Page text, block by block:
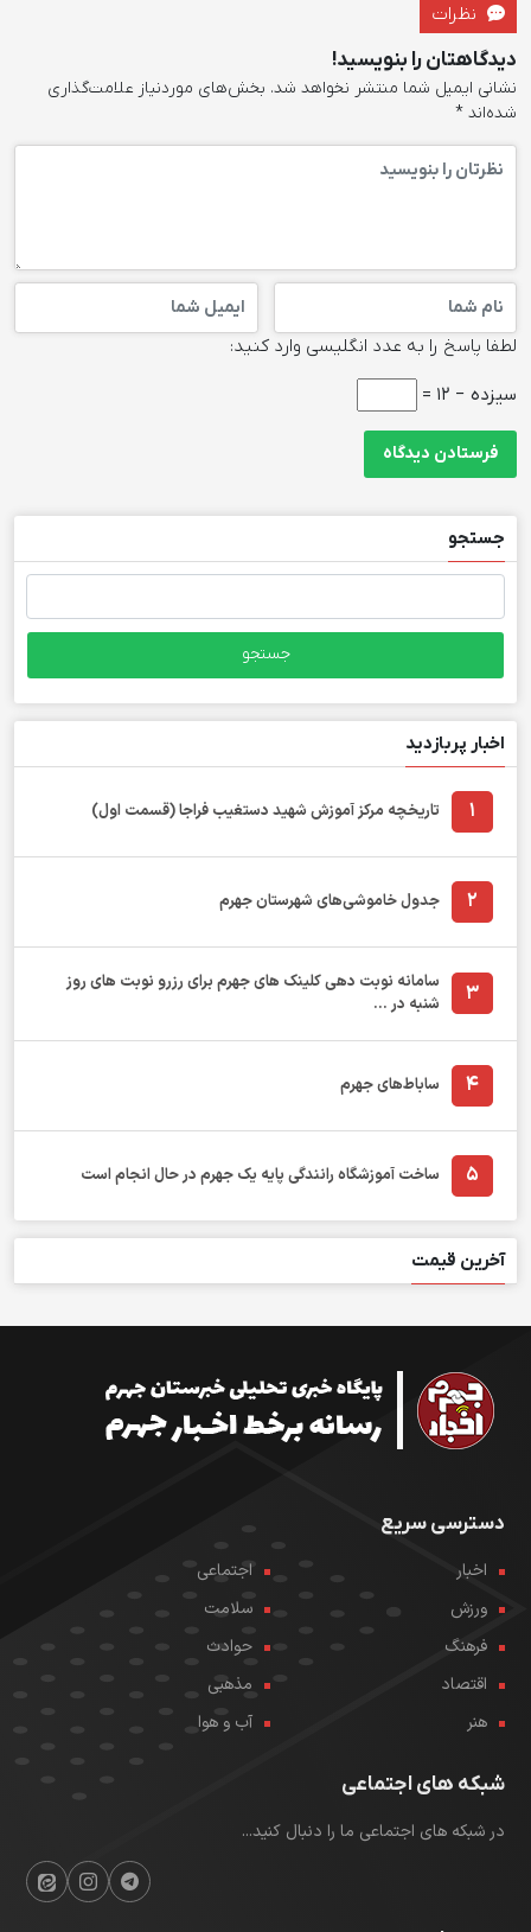
نظرات
دیدگاهتان را بنویسید!
نشانی ایمیل شما منتشر نخواهد شد. بخش‌های موردنیاز علامت‌گذاری
شده‌اند *
لطفا پاسخ را به عدد انگلیسی وارد کنید:
سیزده − 12 =
جستجو
برای:
اخبار پربازدید
1 تاریخچه مرکز آموزش شهید دستغیب فراجا (قسمت اول)
2 جدول خاموشی‌های شهرستان جهرم
3
سامانه نوبت دهی کلینک های جهرم برای رزرو نوبت های روز
شنبه در ...
4 ساباط‌های جهرم
5 ساخت آموزشگاه رانندگی پایه یک جهرم در حال انجام است
آخرین قیمت
دسترسی سریع
اخبار
اجتماعی
ورزش
سلامت
فرهنگ
حوادث
اقتصاد
مذهبی
هنر
آب و هوا
شبکه های اجتماعی
در شبکه های اجتماعی ما را دنبال کنید...